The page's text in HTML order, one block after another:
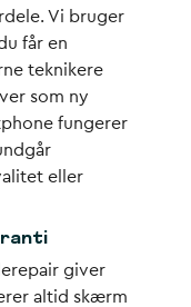
Vi bruger
får en
teknikere
som ny
fungerer
eller
giver
altid skærm